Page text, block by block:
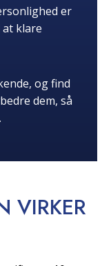
er
klare
og find
dem, så
VIRKER